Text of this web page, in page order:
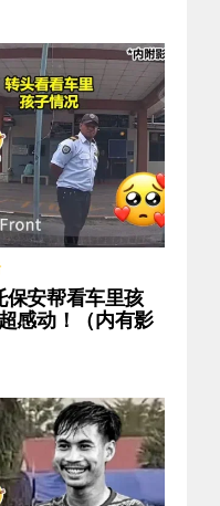
保安帮看车里孩
感动！（内有影